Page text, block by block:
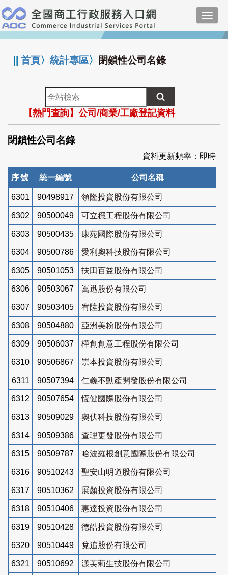
跳
到
主
要
:::
||首頁〉統計專區〉 閉鎖性公司名錄
全
站
檢
索
【熱門查詢】公司/商業/工廠登記資料
閉鎖性公司名錄
資料更新頻率：即時
序號 統一編號 公司名稱
6301 90498917 領隆投資股份有限公司
6302 90500049 可立穩工程股份有限公司
6303 90500435 康苑國際股份有限公司
6304 90500786 愛利奧科技股份有限公司
6305 90501053 扶田百益股份有限公司
6306 90503067 嵩迅股份有限公司
6307 90503405 宥陞投資股份有限公司
6308 90504880 亞洲美粉股份有限公司
6309 90506037 樺創創意工程股份有限公司
6310 90506867 崇本投資股份有限公司
6311 90507394 仁義不動產開發股份有限公司
6312 90507654 恆健國際股份有限公司
6313 90509029 奧伏科技股份有限公司
6314 90509386 查理更發股份有限公司
6315 90509787 哈波羅根創意國際股份有限公司
6316 90510243 聖安山明道股份有限公司
6317 90510362 展顏投資股份有限公司
6318 90510406 惠達投資股份有限公司
6319 90510428 德皓投資股份有限公司
6320 90510449 兌追股份有限公司
6321 90510692 漾芙莉生技股份有限公司